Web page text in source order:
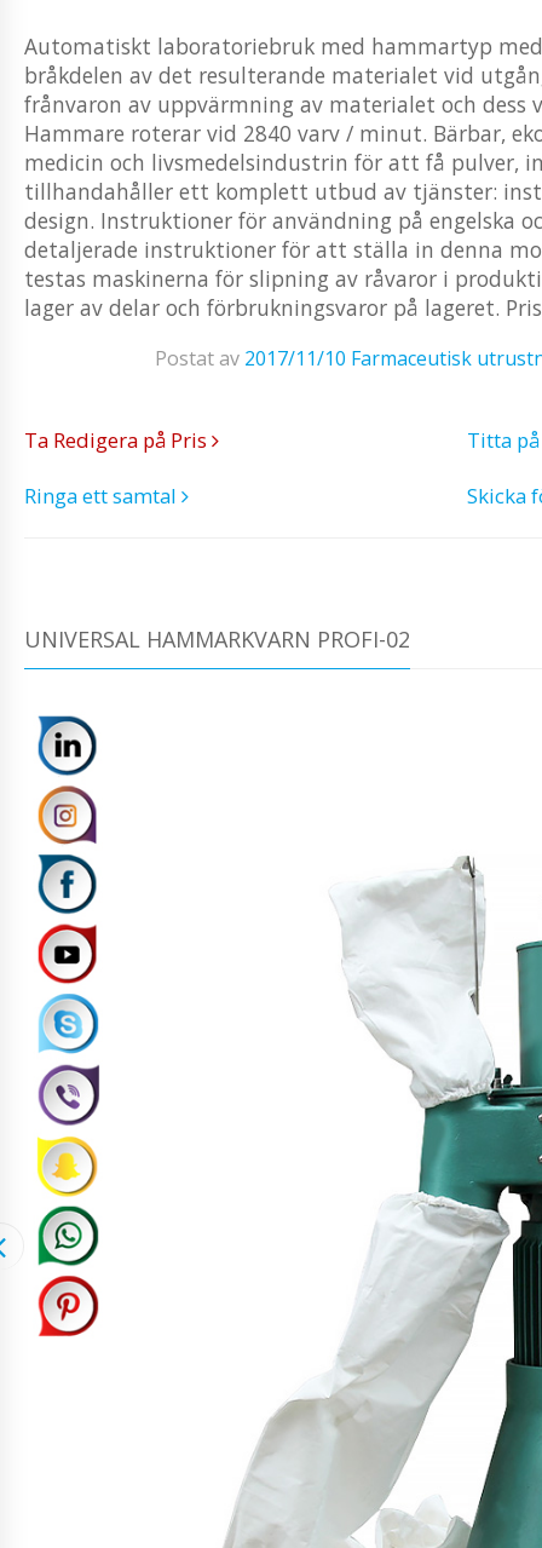
Automatiskt laboratoriebruk med hammartyp
bråkdelen av det resulterande materialet vid
frånvaron av uppvärmning av materialet och
Hammare roterar vid 2840 varv / minut. Bärbar,
medicin och livsmedelsindustrin för att få pulver,
tillhandahåller ett komplett utbud av tjänster:
design. Instruktioner för användning på engelska
detaljerade instruktioner för att ställa in denna
testas maskinerna för slipning av råvaror i
lager av delar och förbrukningsvaror på lageret.
Postat av 2017/11/10 Farmaceutisk
Ta Redigera på Pris
Titta
Ringa ett samtal
Skicka
UNIVERSAL HAMMARKVARN PROFI-02